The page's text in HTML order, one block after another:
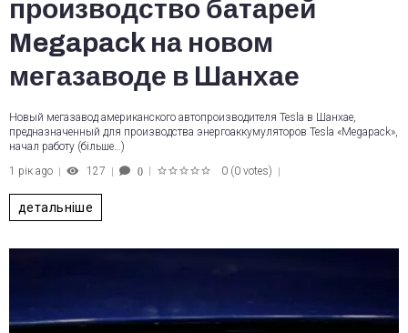
производство батарей
Megapack на новом
мегазаводе в Шанхае
Новый мегазавод американского автопроизводителя Tesla в Шанхае,
предназначенный для производства энергоаккумуляторов Tesla «Megapack»,
начал работу (більше…)
1 рік ago
127 0 0 (0 votes)
детальніше